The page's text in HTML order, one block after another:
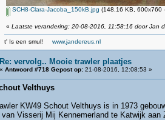
SCH8-Clara-Jacoba_150kB.jpg (148.16 KB, 600x760
« Laatste verandering: 20-08-2016, 11:58:16 door Jan
t' Is een smul! www.jandereus.nl
Re: vervolg.. Mooie trawler plaatjes
« Antwoord #718 Gepost op:21-08-2016, 12:08:53 »
Velthuys
KW49 Schout Velthuys is in 1973
van Visserij Mij Kennemerland te Katwijk aan